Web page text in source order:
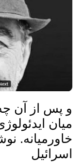
و پس از آن
میان
خاورمیانه.
اسرائیل